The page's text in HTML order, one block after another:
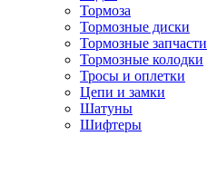
Тормоза
Тормозные диски
Тормозные запчасти
Тормозные колодки
Тросы и оплетки
Цепи и замки
Шатуны
Шифтеры